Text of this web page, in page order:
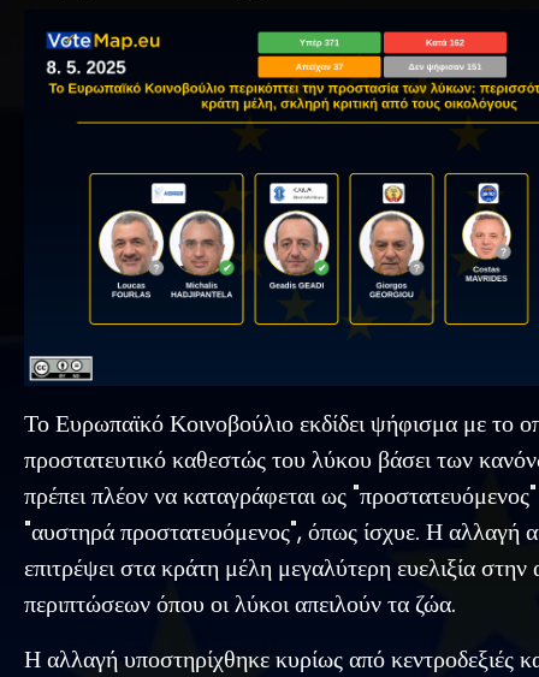
Το Ευρωπαϊκό Κοινοβούλιο εκδίδει ψήφισμα με το
προστατευτικό καθεστώς του λύκου βάσει των
πρέπει πλέον να καταγράφεται ως
"αυστηρά προστατευόμενος", όπως ίσχυε. Η αλλαγή
επιτρέψει στα κράτη μέλη μεγαλύτερη ευελιξία στην
περιπτώσεων όπου οι λύκοι απειλούν τα ζώα.
Η αλλαγή υποστηρίχθηκε κυρίως από κεντροδεξιές